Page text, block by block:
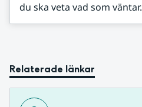
du ska veta vad som väntar.
Relaterade länkar